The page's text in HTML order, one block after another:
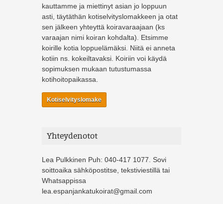
kauttamme ja miettinyt asian jo loppuun
asti, täytäthän kotiselvityslomakkeen ja otat
sen jälkeen yhteyttä koiravaraajaan (ks
varaajan nimi koiran kohdalta). Etsimme
koirille kotia loppuelämäksi. Niitä ei anneta
kotiin ns. kokeiltavaksi. Koiriin voi käydä
sopimuksen mukaan tutustumassa
kotihoitopaikassa.
Kotiselvityslomake
Yhteydenotot
Lea Pulkkinen Puh: 040-417 1077. Sovi
soittoaika sähköpostitse, tekstiviestillä tai
Whatsappissa
lea.espanjankatukoirat@gmail.com